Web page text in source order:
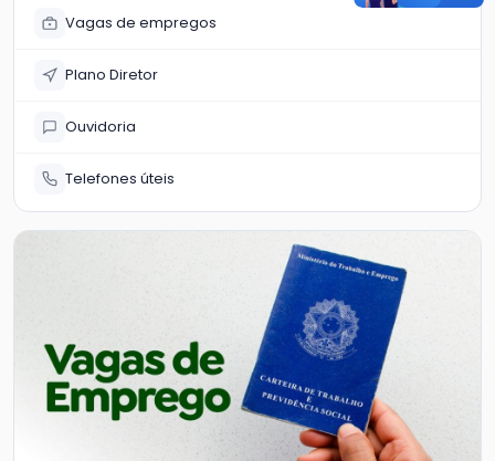
Vagas de empregos
Plano Diretor
Ouvidoria
Telefones úteis